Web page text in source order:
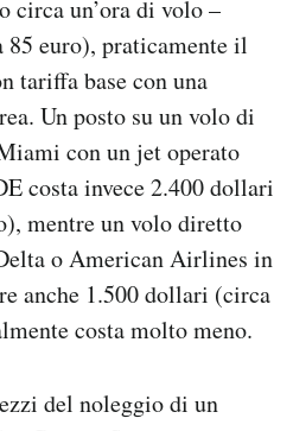
circa un’ora di volo –
euro), praticamente il
tariffa base con una
Un posto su un volo di
con un jet operato
costa invece 2.400 dollari
mentre un volo diretto
o American Airlines in
anche 1.500 dollari (circa
costa molto meno.
del noleggio di un